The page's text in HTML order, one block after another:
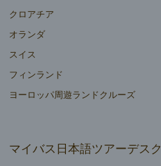
クロアチア
オランダ
スイス
フィンランド
ヨーロッパ周遊ランドクルーズ
マイバス日本語ツアーデスク